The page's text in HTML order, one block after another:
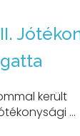
került
...